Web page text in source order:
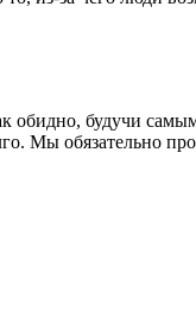
будучи
Мы обязательно